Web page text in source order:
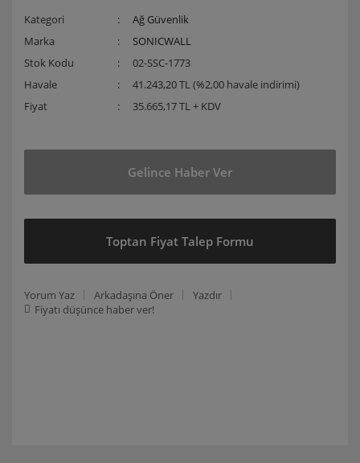
Kategori
Ağ Güvenlik
Marka
SONICWALL
Stok Kodu
02-SSC-1773
Havale
41.243,20 TL (%2,00 havale indirimi)
Fiyat
35.665,17 TL + KDV
Gelince Haber Ver
Toptan Fiyat Talep Formu
Yorum Yaz Arkadaşına Öner
Yazdır
Fiyatı düşünce haber ver!